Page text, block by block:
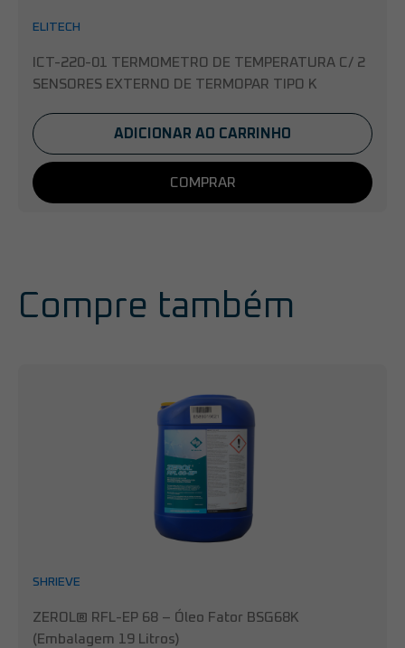
ELITECH
ICT-220-01 TERMOMETRO DE TEMPERATURA C/ 2
SENSORES EXTERNO DE TERMOPAR TIPO K
ADICIONAR AO CARRINHO
COMPRAR
Compre também
SHRIEVE
ZEROL® RFL-EP 68 – Óleo Fator BSG68K
(Embalagem 19 Litros)